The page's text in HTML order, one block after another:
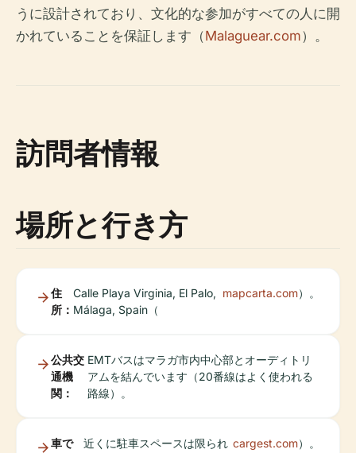
うに設計されており、文化的な参加がすべての人に開
かれていることを保証します（Malaguear.com）。
訪問者情報
場所と行き方
住
所：
Calle Playa Virginia, El Palo,
Málaga, Spain（
mapcarta.com）。
公共交
通機
関：
EMTバスはマラガ市内中心部とオーディトリ
アムを結んでいます（20番線はよく使われる
路線）。
車で 近くに駐車スペースは限られ cargest.com）。